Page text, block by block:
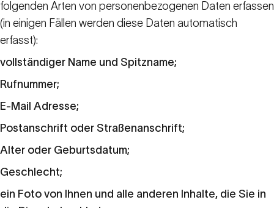
folgenden Arten von personenbezogenen Daten erfassen
(in einigen Fällen werden diese Daten automatisch
erfasst):
vollständiger Name und Spitzname;
Rufnummer;
E-Mail Adresse;
Postanschrift oder Straßenanschrift;
Alter oder Geburtsdatum;
Geschlecht;
ein Foto von Ihnen und alle anderen Inhalte, die Sie in